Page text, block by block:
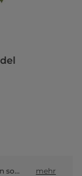
Online-Preise können von den Preisen in Filialen sowie Shop-in-Shop-Flächen abweichen. mehr